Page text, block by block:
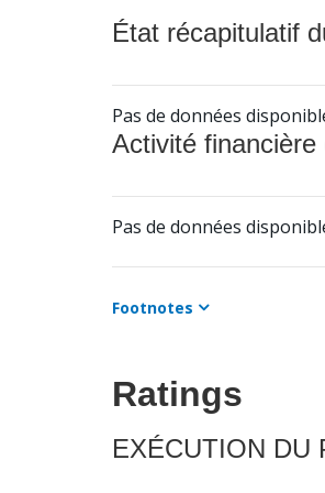
État récapitulatif
Pas de données
Activité
Pas de données
Footnotes
Ratings
EXÉCUTION DU